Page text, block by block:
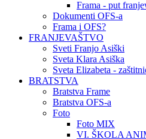
Frama - put
Dokumenti OFS-a
Frama i OFS?
FRANJEVAŠTVO
Sveti Franjo Asiški
Sveta Klara Asiška
Sveta Elizabeta -
BRATSTVA
Bratstva Frame
Bratstva OFS-a
Foto
Foto MIX
VI. ŠKOLA